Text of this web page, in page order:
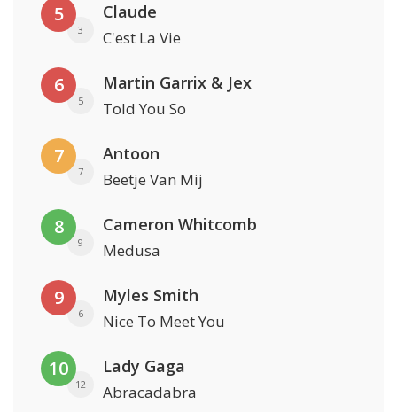
5
3
Claude
C'est La Vie
6
5
Martin Garrix & Jex
Told You So
7
7
Antoon
Beetje Van Mij
8
9
Cameron Whitcomb
Medusa
9
6
Myles Smith
Nice To Meet You
10
12
Lady Gaga
Abracadabra